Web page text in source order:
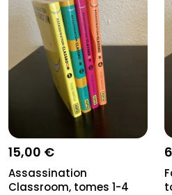
15,00 €
Assassination
Classroom, tomes 1-4